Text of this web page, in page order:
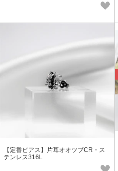
【定番ピアス】片耳オオツブCR・ス
テンレス316L